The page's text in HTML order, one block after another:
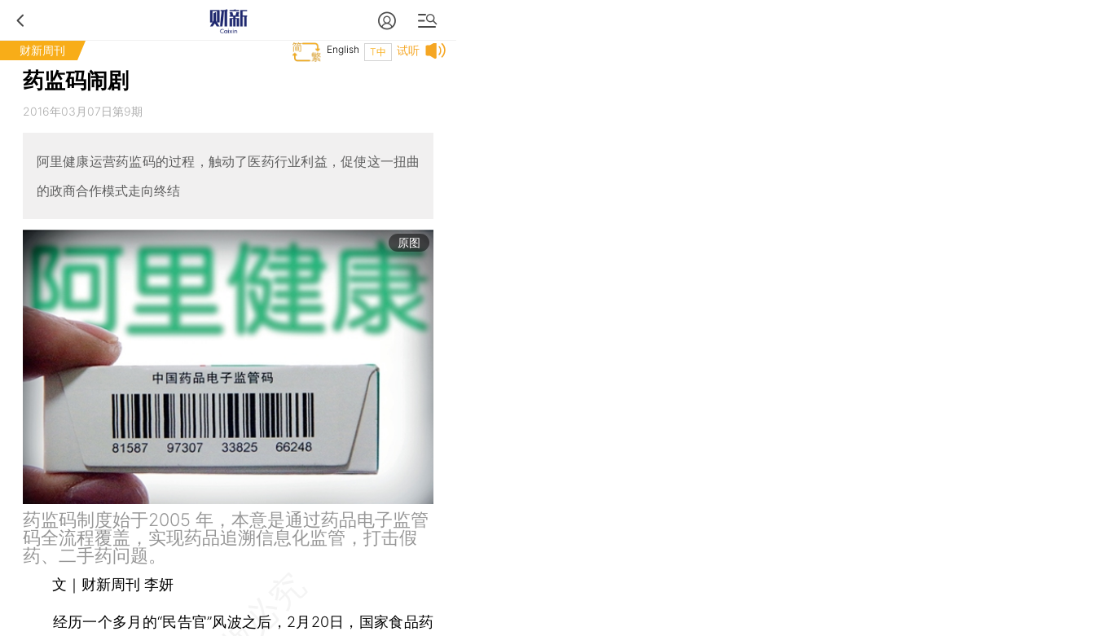
财新周刊 试听
T中
English
药监码闹剧
2016年03月07日第9期
阿里健康运营药监码的过程，触动了医药行业利益，促使这一扭曲
的政商合作模式走向终结
原图
药监码制度始于2005 年，本意是通过药品电子监管
码全流程覆盖，实现药品追溯信息化监管，打击假
药、二手药问题。
文｜财新周刊 李妍
经历一个多月的“民告官”风波之后，2月20日，国家食品药